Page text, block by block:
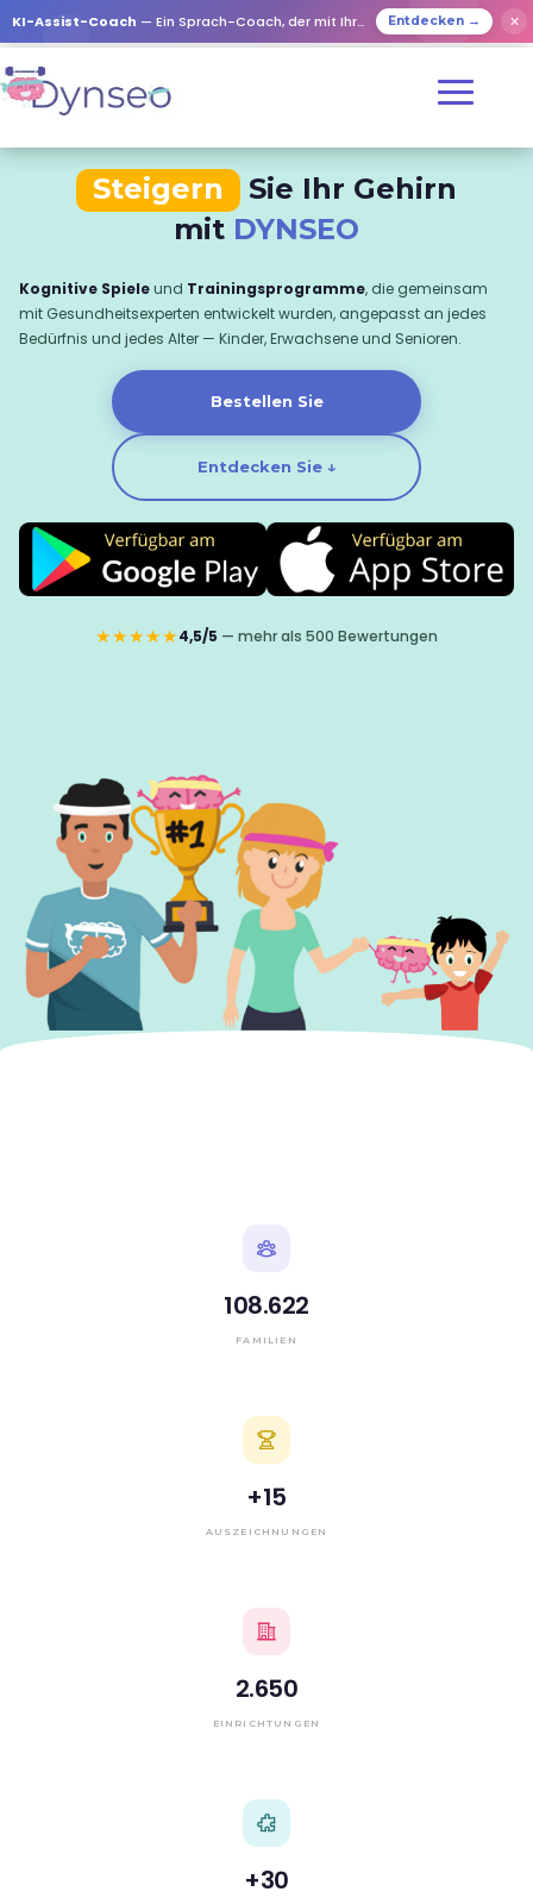
KI-Assist-Coach — Ein Sprach-Coach, der mit Ihren Lieben spielt Entdecken → ✕
Steigern
Sie Ihr Gehirn
mit DYNSEO
Kognitive Spieleund Trainingsprogramme, die gemeinsam
mit Gesundheitsexperten entwickelt wurden, angepasst an jedes
Bedürfnis und jedes Alter — Kinder, Erwachsene und Senioren.
Bestellen Sie
Entdecken Sie ↓
★★★★★4,5/5 — mehr als 500 Bewertungen
108.622
FAMILIEN
+15
AUSZEICHNUNGEN
2.650
EINRICHTUNGEN
+30